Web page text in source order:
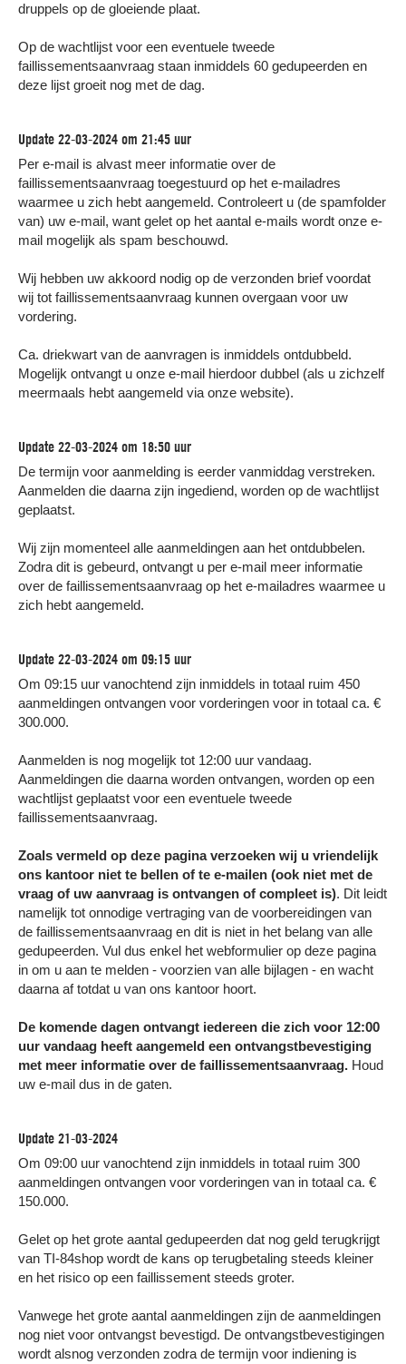
druppels op de gloeiende plaat.
Op de wachtlijst voor een eventuele tweede
faillissementsaanvraag staan inmiddels 60 gedupeerden en
deze lijst groeit nog met de dag.
Update 22-03-2024 om 21:45 uur
Per e-mail is alvast meer informatie over de
faillissementsaanvraag toegestuurd op het e-mailadres
waarmee u zich hebt aangemeld. Controleert u (de spamfolder
van) uw e-mail, want gelet op het aantal e-mails wordt onze e-
mail mogelijk als spam beschouwd.
Wij hebben uw akkoord nodig op de verzonden brief voordat
wij tot faillissementsaanvraag kunnen overgaan voor uw
vordering.
Ca. driekwart van de aanvragen is inmiddels ontdubbeld.
Mogelijk ontvangt u onze e-mail hierdoor dubbel (als u zichzelf
meermaals hebt aangemeld via onze website).
Update 22-03-2024 om 18:50 uur
De termijn voor aanmelding is eerder vanmiddag verstreken.
Aanmelden die daarna zijn ingediend, worden op de wachtlijst
geplaatst.
Wij zijn momenteel alle aanmeldingen aan het ontdubbelen.
Zodra dit is gebeurd, ontvangt u per e-mail meer informatie
over de faillissementsaanvraag op het e-mailadres waarmee u
zich hebt aangemeld.
Update 22-03-2024 om 09:15 uur
Om 09:15 uur vanochtend zijn inmiddels in totaal ruim 450
aanmeldingen ontvangen voor vorderingen voor in totaal ca. €
300.000.
Aanmelden is nog mogelijk tot 12:00 uur vandaag.
Aanmeldingen die daarna worden ontvangen, worden op een
wachtlijst geplaatst voor een eventuele tweede
faillissementsaanvraag.
Zoals vermeld op deze pagina verzoeken wij u vriendelijk
ons kantoor niet te bellen of te e-mailen (ook niet met de
vraag of uw aanvraag is ontvangen of compleet is). Dit leidt
namelijk tot onnodige vertraging van de voorbereidingen van
de faillissementsaanvraag en dit is niet in het belang van alle
gedupeerden. Vul dus enkel het webformulier op deze pagina
in om u aan te melden - voorzien van alle bijlagen - en wacht
daarna af totdat u van ons kantoor hoort.
De komende dagen ontvangt iedereen die zich voor 12:00
uur vandaag heeft aangemeld een ontvangstbevestiging
met meer informatie over de faillissementsaanvraag. Houd
uw e-mail dus in de gaten.
Update 21-03-2024
Om 09:00 uur vanochtend zijn inmiddels in totaal ruim 300
aanmeldingen ontvangen voor vorderingen van in totaal ca. €
150.000.
Gelet op het grote aantal gedupeerden dat nog geld terugkrijgt
van TI-84shop wordt de kans op terugbetaling steeds kleiner
en het risico op een faillissement steeds groter.
Vanwege het grote aantal aanmeldingen zijn de aanmeldingen
nog niet voor ontvangst bevestigd. De ontvangstbevestigingen
wordt alsnog verzonden zodra de termijn voor indiening is
Vrijblijvend advies
(lokaal tarief)
voor ondernemers en particuliere
schuldeisers
klanten mijn facturen niet betalen.